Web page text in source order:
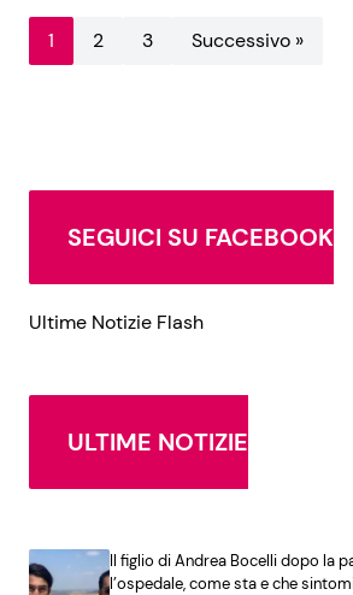
1 2 3 Successivo »
SEGUICI SU FACEBOOK
Ultime Notizie Flash
ULTIME NOTIZIE
Il figlio di Andrea Bocelli dopo la
l’ospedale, come sta e che